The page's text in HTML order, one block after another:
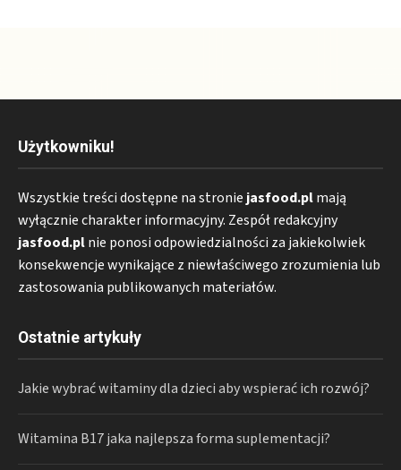
Użytkowniku!
Wszystkie treści dostępne na stronie jasfood.plmają
wyłącznie charakter informacyjny. Zespół redakcyjny
jasfood.plnie ponosi odpowiedzialności za jakiekolwiek
konsekwencje wynikające z niewłaściwego zrozumienia lub
zastosowania publikowanych materiałów.
Ostatnie artykuły
Jakie wybrać witaminy dla dzieci aby wspierać ich rozwój?
Witamina B17 jaka najlepsza forma suplementacji?